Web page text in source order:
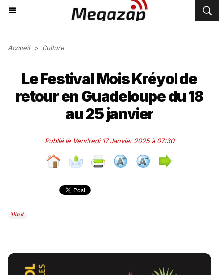
Accueil > Culture
Le Festival Mois Kréyol de
retour en Guadeloupe du 18
au 25 janvier
Publié le Vendredi 17 Janvier 2025 à 07:30